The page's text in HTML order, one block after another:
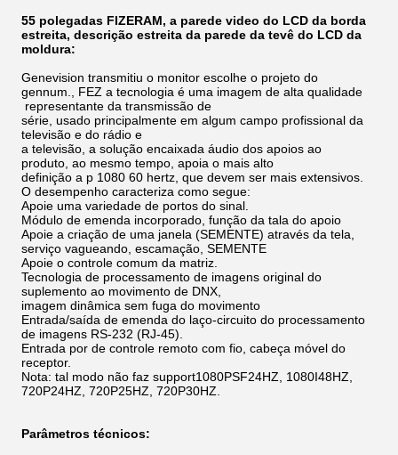
55 polegadas FIZERAM, a parede video do LCD da borda
estreita, descrição estreita da parede da tevê do LCD da
moldura:
Genevision transmitiu o monitor escolhe o projeto do
gennum., FEZ a tecnologia é uma imagem de alta qualidade
representante da transmissão de
série, usado principalmente em algum campo profissional da
televisão e do rádio e
a televisão, a solução encaixada áudio dos apoios ao
produto, ao mesmo tempo, apoia o mais alto
definição a p 1080 60 hertz, que devem ser mais extensivos.
O desempenho caracteriza como segue:
Apoie uma variedade de portos do sinal.
Módulo de emenda incorporado, função da tala do apoio
Apoie a criação de uma janela (SEMENTE) através da tela,
serviço vagueando, escamação, SEMENTE
Apoie o controle comum da matriz.
Tecnologia de processamento de imagens original do
suplemento ao movimento de DNX,
imagem dinâmica sem fuga do movimento
Entrada/saída de emenda do laço-circuito do processamento
de imagens RS-232 (RJ-45).
Entrada por de controle remoto com fio, cabeça móvel do
receptor.
Nota: tal modo não faz support1080PSF24HZ, 1080I48HZ,
720P24HZ, 720P25HZ, 720P30HZ.
Parâmetros técnicos: